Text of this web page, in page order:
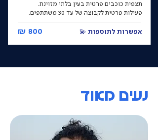
תצפית כוכבים פרטית בעין בלתי מזוינת.
פעילות פרטית לקבוצה של עד 30 משתתפים.
800 ₪ אפשרות לתוספות 💫
נעים מאוד